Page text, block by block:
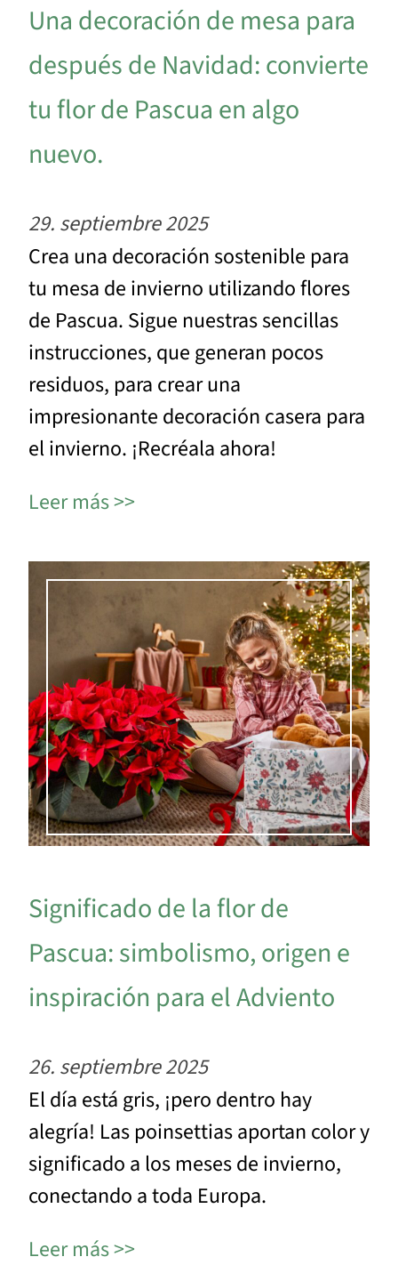
Una decoración de mesa para
después de Navidad: convierte
tu flor de Pascua en algo
nuevo.
29. septiembre 2025
Crea una decoración sostenible para
tu mesa de invierno utilizando flores
de Pascua. Sigue nuestras sencillas
instrucciones, que generan pocos
residuos, para crear una
impresionante decoración casera para
el invierno. ¡Recréala ahora!
Leer más
Significado de la flor de
Pascua: simbolismo, origen e
inspiración para el Adviento
26. septiembre 2025
El día está gris, ¡pero dentro hay
alegría! Las poinsettias aportan color y
significado a los meses de invierno,
conectando a toda Europa.
Leer más